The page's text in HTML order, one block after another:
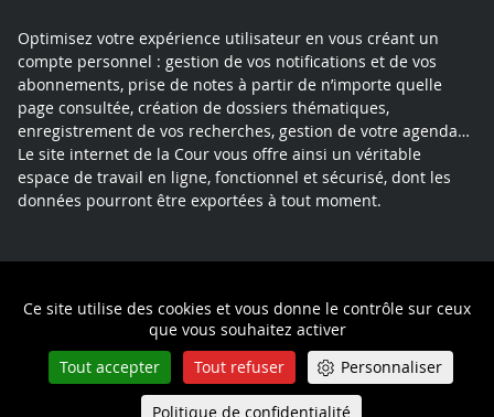
Ce site utilise des cookies et vous donne le contrôle sur ceux
que vous souhaitez activer
Tout accepter
Tout refuser Personnaliser
Politique de confidentialité
Optimisez votre expérience utilisateur en vous créant un
compte personnel : gestion de vos notifications et de vos
abonnements, prise de notes à partir de n’importe quelle
page consultée, création de dossiers thématiques,
enregistrement de vos recherches, gestion de votre agenda…
Le site internet de la Cour vous offre ainsi un véritable
espace de travail en ligne, fonctionnel et sécurisé, dont les
données pourront être exportées à tout moment.
Politique de confidentialité
Queue-Fair